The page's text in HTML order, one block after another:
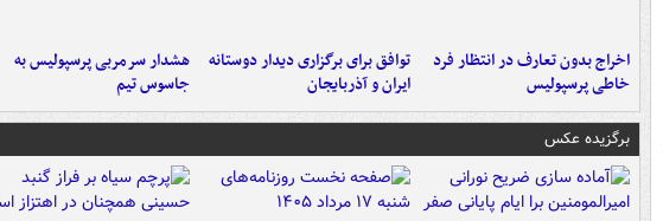
اخراج بدون تعارف در انتظار فرد
خاطی پرسپولیس
توافق برای برگزاری دیدار دوستانه
ایران و آذربایجان
هشدار سرمربی پرسپولیس به
جاسوس تیم
برگزیده عکس